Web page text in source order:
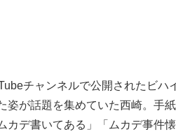
チャンネルで公開されたビハ
が話題を集めていた西崎。手
デ書いてある」「ムカデ事件